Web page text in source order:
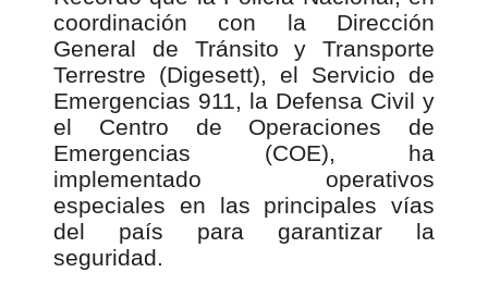
coordinación con la Dirección
General de Tránsito y Transporte
Terrestre (Digesett), el Servicio de
Emergencias 911, la Defensa Civil y
el Centro de Operaciones de
Emergencias (COE), ha
implementado operativos
especiales en las principales vías
del país para garantizar la
seguridad.